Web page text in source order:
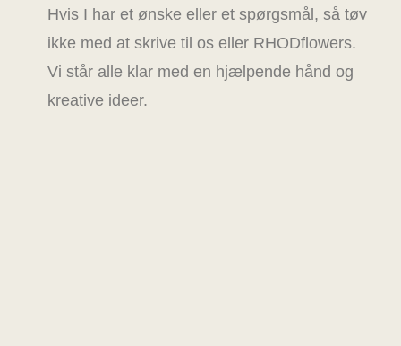
Hvis I har et ønske eller et spørgsmål, så tøv
ikke med at skrive til os eller RHODflowers.
Vi står alle klar med en hjælpende hånd og
kreative ideer.